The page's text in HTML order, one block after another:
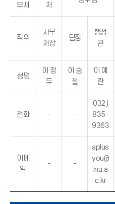
부서 처
직위
사무
처장
팀장
행정
관
성명
이 정
두
이 승
철
이 예
란
전화 - -
032)
835-
9363
이메
일
- -
aplus
you@
inu.a
c.kr